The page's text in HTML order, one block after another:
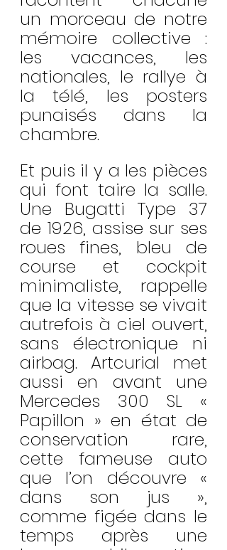
un morceau de notre
mémoire collective :
les vacances, les
nationales, le rallye à
la télé, les posters
punaisés dans la
chambre.
Et puis il y a les pièces
qui font taire la salle.
Une Bugatti Type 37
de 1926, assise sur ses
roues fines, bleu de
course et cockpit
minimaliste, rappelle
que la vitesse se vivait
autrefois à ciel ouvert,
sans électronique ni
airbag. Artcurial met
aussi en avant une
Mercedes 300 SL «
Papillon » en état de
conservation rare,
cette fameuse auto
que l’on découvre «
dans son jus »,
comme figée dans le
temps après une